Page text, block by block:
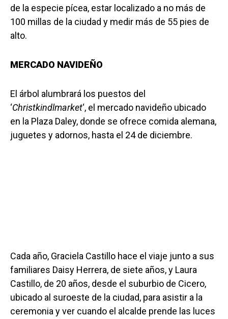
de la especie pícea, estar localizado a no más de
100 millas de la ciudad y medir más de 55 pies de
alto.
MERCADO NAVIDEÑO
El árbol alumbrará los puestos del
‘Christkindlmarket‘, el mercado navideño ubicado
en la Plaza Daley, donde se ofrece comida alemana,
juguetes y adornos, hasta el 24 de diciembre.
Cada año, Graciela Castillo hace el viaje junto a sus
familiares Daisy Herrera, de siete años, y Laura
Castillo, de 20 años, desde el suburbio de Cicero,
ubicado al suroeste de la ciudad, para asistir a la
ceremonia y ver cuando el alcalde prende las luces